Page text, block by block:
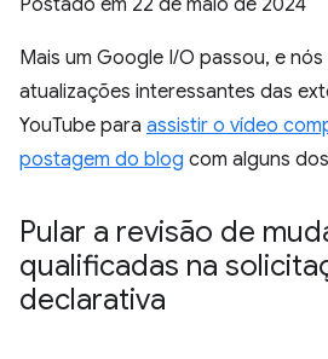
Postado em 22 de maio de 2024
Mais um Google I/O passou, e
atualizações interessantes das
YouTube para assistir o vídeo
postagem do blog com alguns
Pular a revisão de
qualificadas na
declarativa